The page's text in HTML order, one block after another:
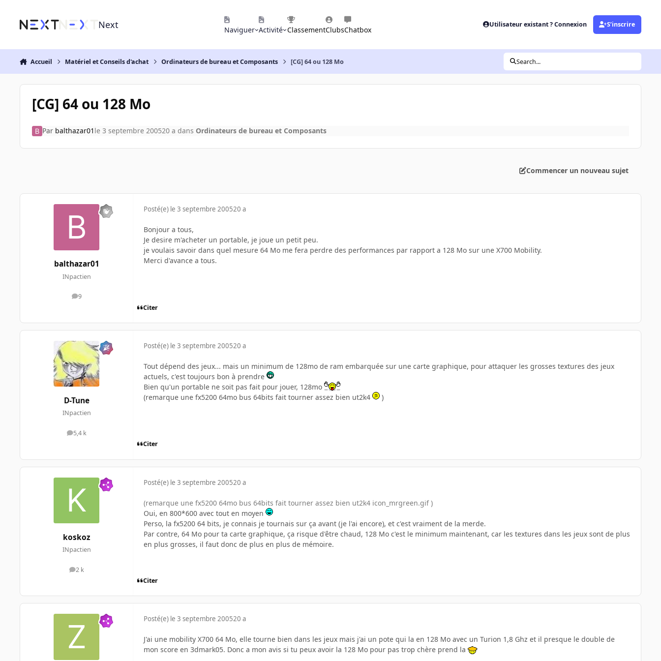
Next Naviguer Activité ClassementClubsChatbox
Utilisateur existant ? Connexion S’inscrire
Accueil Matériel et Conseils d'achat Ordinateurs de bureau et Composants [CG] 64 ou 128 Mo Search...
[CG] 64 ou 128 Mo
Par balthazar01 le 3 septembre 200520 a dans Ordinateurs de bureau et Composants
Commencer un nouveau sujet
balthazar01
INpactien
9
messages
Posté(e) le 3 septembre 200520 a
Bonjour a tous,
Je desire m'acheter un portable, je joue un petit peu.
je voulais savoir dans quel mesure 64 Mo me fera perdre des performances par rapport a 128 Mo sur une X700 Mobility.
Merci d'avance a tous.
Citer
D-Tune
INpactien
5,4 k
messages
Posté(e) le 3 septembre 200520 a
Tout dépend des jeux... mais un minimum de 128mo de ram embarquée sur une carte graphique, pour attaquer les grosses textures des jeux
actuels, c'est toujours bon à prendre
Bien qu'un portable ne soit pas fait pour jouer, 128mo
(remarque une fx5200 64mo bus 64bits fait tourner assez bien ut2k4
)
Citer
koskoz
INpactien
2 k
messages
Posté(e) le 3 septembre 200520 a
(remarque une fx5200 64mo bus 64bits fait tourner assez bien ut2k4 icon_mrgreen.gif )
Oui, en 800*600 avec tout en moyen
Perso, la fx5200 64 bits, je connais je tournais sur ça avant (je l'ai encore), et c'est vraiment de la merde.
Par contre, 64 Mo pour ta carte graphique, ça risque d'être chaud, 128 Mo c'est le minimum maintenant, car les textures dans les jeux sont de plus
en plus grosses, il faut donc de plus en plus de mémoire.
Citer
Posté(e) le 3 septembre 200520 a
J'ai une mobility X700 64 Mo, elle tourne bien dans les jeux mais j'ai un pote qui la en 128 Mo avec un Turion 1,8 Ghz et il presque le double de
mon score en 3dmark05. Donc a mon avis si tu peux avoir la 128 Mo pour pas trop chère prend la